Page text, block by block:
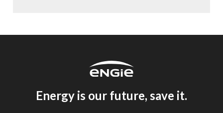
Energy is our future, save it.